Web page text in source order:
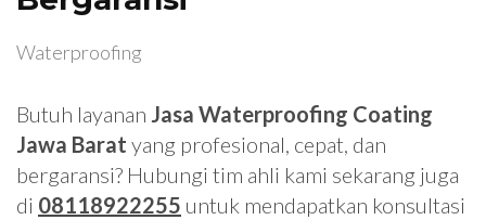
Waterproofing
Butuh layanan Jasa Waterproofing Coating
Jawa Barat yang profesional, cepat, dan
bergaransi? Hubungi tim ahli kami sekarang juga
di 08118922255 untuk mendapatkan konsultasi